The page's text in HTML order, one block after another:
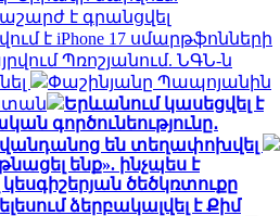
է գրանցվել
է iPhone 17 սմարթֆոնների
Պռոշյանում. ՆԳՆ-ն
Փաշինյանը Պապոյանին
Երևանում կասեցվել է
գործունեությունը․
են տեղափոխվել
ենք». ինչպես է
ծեծկռտուքը
ձերբակալվել է Քիմ